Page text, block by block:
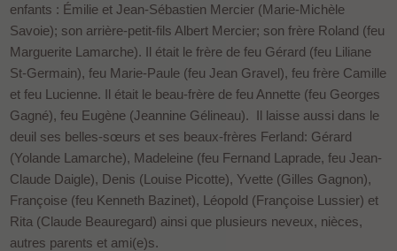
enfants : Émilie et Jean-Sébastien Mercier (Marie-Michèle
Savoie); son arrière-petit-fils Albert Mercier; son frère Roland (feu
Marguerite Lamarche). Il était le frère de feu Gérard (feu Liliane
St-Germain), feu Marie-Paule (feu Jean Gravel), feu frère Camille
et feu Lucienne. Il était le beau-frère de feu Annette (feu Georges
Gagné), feu Eugène (Jeannine Gélineau). Il laisse aussi dans le
deuil ses belles-sœurs et ses beaux-frères Ferland: Gérard
(Yolande Lamarche), Madeleine (feu Fernand Laprade, feu Jean-
Claude Daigle), Denis (Louise Picotte), Yvette (Gilles Gagnon),
Françoise (feu Kenneth Bazinet), Léopold (Françoise Lussier) et
Rita (Claude Beauregard) ainsi que plusieurs neveux, nièces,
autres parents et ami(e)s.